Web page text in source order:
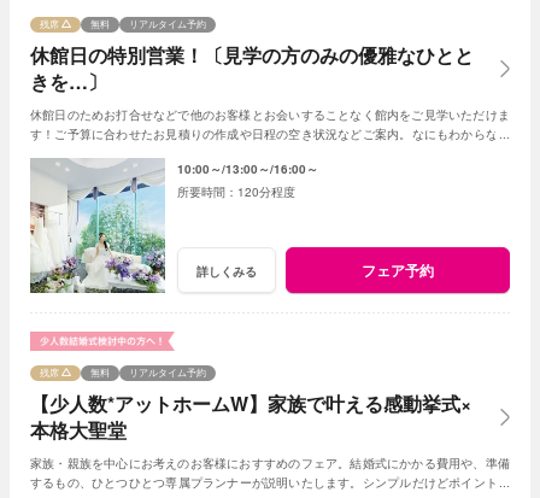
休館日の特別営業！〔見学の方のみの優雅なひとと
きを…〕
残席 無料 リアルタイム予約
休館日のためお打合せなどで他のお客様とお会いすることなく館内をご見学いただけま
す！ご予算に合わせたお見積りの作成や日程の空き状況などご案内。なにもわからなく
10:00～ 13:00～ 16:00～
120分程度
詳しくみる フェア予約
【少人数*アットホームW】家族で叶える感動挙式×
本格大聖堂
残席 無料 リアルタイム予約
家族・親族を中心にお考えのお客様におすすめのフェア。結婚式にかかる費用や、準備
するもの、ひとつひとつ専属プランナーが説明いたします。シンプルだけどポイントを